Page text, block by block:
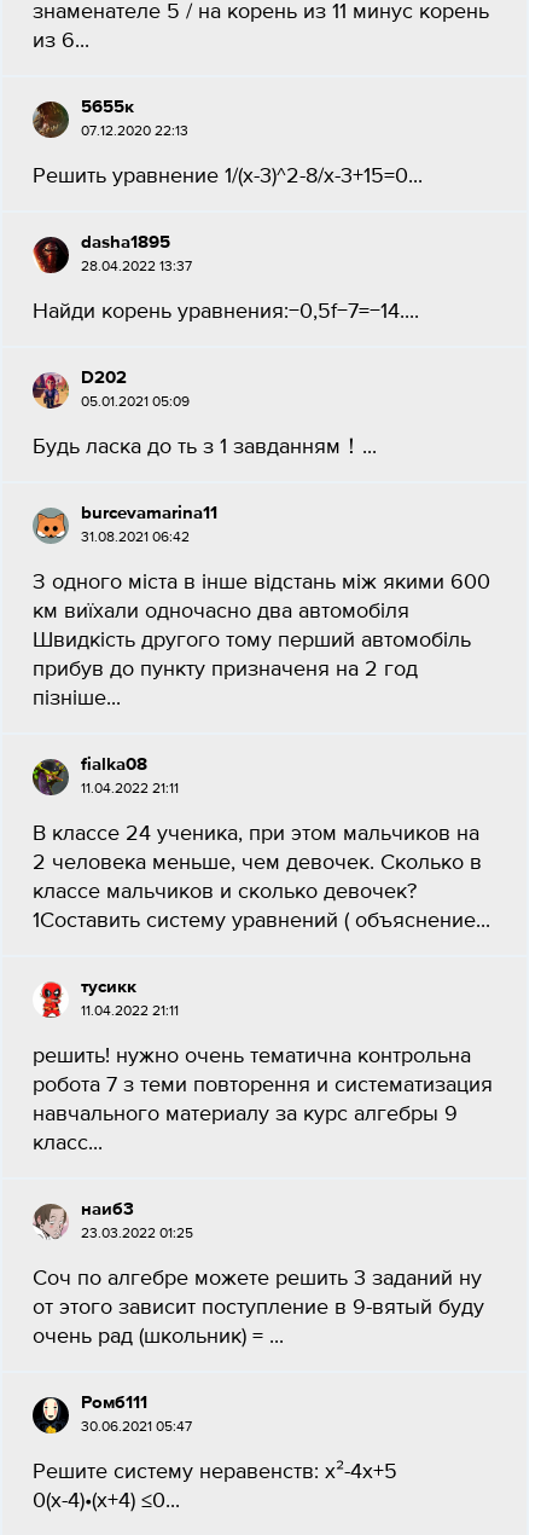
знаменателе 5 / на корень из 11 минус корень
из 6​...
5655к
07.12.2020 22:13
Решить уравнение 1/(x-3)^2-8/x-3+15=0...
dasha1895
28.04.2022 13:37
Найди корень уравнения:−0,5f−7=−14.​...
D202
05.01.2021 05:09
Будь ласка до ть з 1 завданням！...
burcevamarina11
31.08.2021 06:42
З одного міста в інше відстань між якими 600
км виїхали одночасно два автомобіля
Швидкість другого тому перший автомобіль
прибув до пункту призначеня на 2 год
пізніше...
fialka08
11.04.2022 21:11
В классе 24 ученика, при этом мальчиков на
2 человека меньше, чем девочек. Сколько в
классе мальчиков и сколько девочек?
1Составить систему уравнений ( объяснение...
тусикк
11.04.2022 21:11
решить! нужно очень тематична контрольна
робота 7 з теми повторення и систематизация
навчального материалу за курс алгебры 9
класс...
наиб3
23.03.2022 01:25
Соч по алгебре можете решить 3 заданий ну
от этого зависит поступление в 9-вятый буду
очень рад (школьник) = ​...
Ромб111
30.06.2021 05:47
Решите систему неравенств: х²-4х+5
0(х-4)•(х+4) ≤0​...